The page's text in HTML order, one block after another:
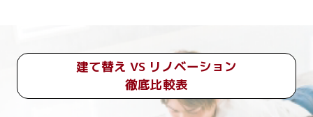
建て替え VS リノベーション
徹底比較表